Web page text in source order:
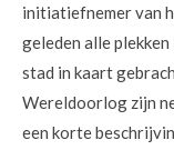
initiatiefnemer van
geleden alle
stad in kaart
Wereldoorlog zijn
een korte